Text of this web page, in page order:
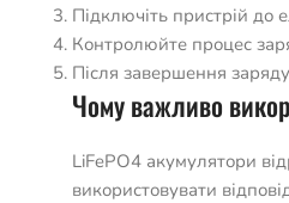
Підключіть пристрій
Контролюйте процес
Після завершення
Чому важливо
LiFePO4 акумулятори
використовувати